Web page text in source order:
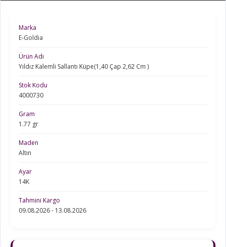
Marka
E-Goldia
Ürün Adı
Yıldız Kalemli Sallantı Küpe(1,40 Çap 2,62 Cm )
Stok Kodu
4000730
Gram
1.77 gr
Maden
Altın
Ayar
14K
Tahmini Kargo
09.08.2026 - 13.08.2026